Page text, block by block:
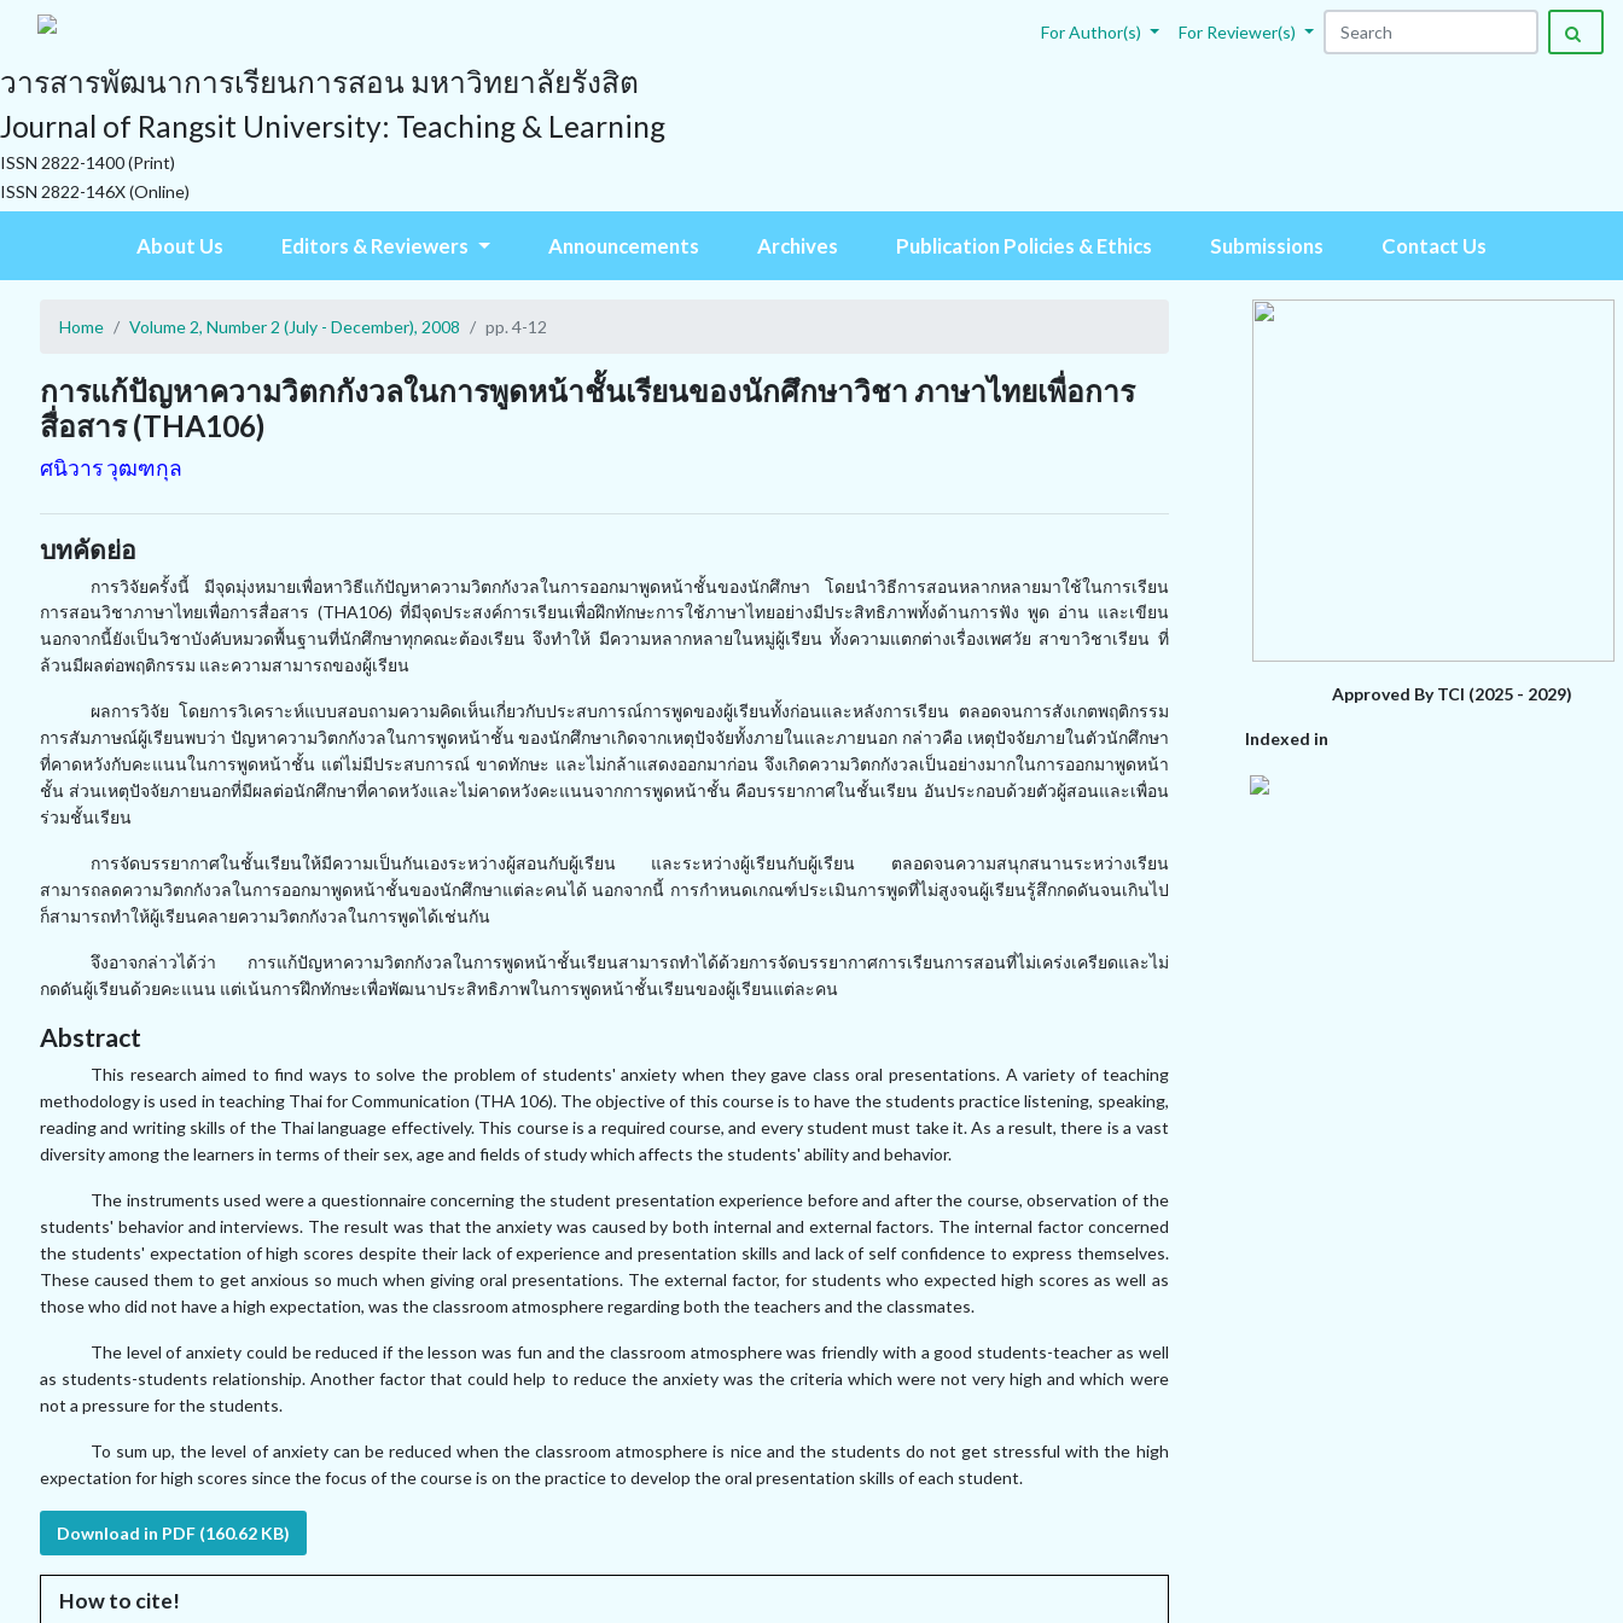
For Author(s) For Reviewer(s)
วารสารพัฒนาการเรียนการสอน มหาวิทยาลัยรังสิต
Journal of Rangsit University: Teaching & Learning
ISSN 2822-1400 (Print)
ISSN 2822-146X (Online)
About Us Editors & Reviewers Announcements Archives Publication Policies & Ethics Submissions Contact Us
Home Volume 2, Number 2 (July - December), 2008 pp. 4-12
การแก้ปัญหาความวิตกกังวลในการพูดหน้าชั้นเรียนของนักศึกษาวิชา ภาษาไทยเพื่อการ
สื่อสาร (THA106)
ศนิวาร วุฒฑกุล
บทคัดย่อ
การวิจัยครั้งนี้ มีจุดมุ่งหมายเพื่อหาวิธีแก้ปัญหาความวิตกกังวลในการออกมาพูดหน้าชั้นของนักศึกษา โดยนำวิธีการสอนหลากหลายมาใช้ในการเรียน
การสอนวิชาภาษาไทยเพื่อการสื่อสาร (THA106) ที่มีจุดประสงค์การเรียนเพื่อฝึกทักษะการใช้ภาษาไทยอย่างมีประสิทธิภาพทั้งด้านการฟัง พูด อ่าน และเขียน
นอกจากนี้ยังเป็นวิชาบังคับหมวดพื้นฐานที่นักศึกษาทุกคณะต้องเรียน จึงทำให้ มีความหลากหลายในหมู่ผู้เรียน ทั้งความแตกต่างเรื่องเพศวัย สาขาวิชาเรียน ที่
ล้วนมีผลต่อพฤติกรรม และความสามารถของผู้เรียน
ผลการวิจัย โดยการวิเคราะห์แบบสอบถามความคิดเห็นเกี่ยวกับประสบการณ์การพูดของผู้เรียนทั้งก่อนและหลังการเรียน ตลอดจนการสังเกตพฤติกรรม
การสัมภาษณ์ผู้เรียนพบว่า ปัญหาความวิตกกังวลในการพูดหน้าชั้น ของนักศึกษาเกิดจากเหตุปัจจัยทั้งภายในและภายนอก กล่าวคือ เหตุปัจจัยภายในตัวนักศึกษา
ที่คาดหวังกับคะแนนในการพูดหน้าชั้น แต่ไม่มีประสบการณ์ ขาดทักษะ และไม่กล้าแสดงออกมาก่อน จึงเกิดความวิตกกังวลเป็นอย่างมากในการออกมาพูดหน้า
ชั้น ส่วนเหตุปัจจัยภายนอกที่มีผลต่อนักศึกษาที่คาดหวังและไม่คาดหวังคะแนนจากการพูดหน้าชั้น คือบรรยากาศในชั้นเรียน อันประกอบด้วยตัวผู้สอนและเพื่อน
ร่วมชั้นเรียน
การจัดบรรยากาศในชั้นเรียนให้มีความเป็นกันเองระหว่างผู้สอนกับผู้เรียน และระหว่างผู้เรียนกับผู้เรียน ตลอดจนความสนุกสนานระหว่างเรียน
สามารถลดความวิตกกังวลในการออกมาพูดหน้าชั้นของนักศึกษาแต่ละคนได้ นอกจากนี้ การกำหนดเกณฑ์ประเมินการพูดที่ไม่สูงจนผู้เรียนรู้สึกกดดันจนเกินไป
ก็สามารถทำให้ผู้เรียนคลายความวิตกกังวลในการพูดได้เช่นกัน
จึงอาจกล่าวได้ว่า การแก้ปัญหาความวิตกกังวลในการพูดหน้าชั้นเรียนสามารถทำได้ด้วยการจัดบรรยากาศการเรียนการสอนที่ไม่เคร่งเครียดและไม่
กดดันผู้เรียนด้วยคะแนน แต่เน้นการฝึกทักษะเพื่อพัฒนาประสิทธิภาพในการพูดหน้าชั้นเรียนของผู้เรียนแต่ละคน
Abstract
This research aimed to find ways to solve the problem of students' anxiety when they gave class oral presentations. A variety of teaching
methodology is used in teaching Thai for Communication (THA 106). The objective of this course is to have the students practice listening, speaking,
reading and writing skills of the Thai language effectively. This course is a required course, and every student must take it. As aresult, there is a vast
diversity among the learners in terms of their sex, age and fields of study which affects the students' ability and behavior.
The instruments used were a questionnaire concerning the student presentationexperience before and after the course, observation of the
students' behavior andinterviews. The result was that the anxiety was caused by both internal and externalfactors. The internal factor concerned
the students' expectation of high scores despite their lack of experience and presentation skills and lack of self confidence to express themselves.
These caused them to get anxious so much when giving oral presentations. The external factor, for students who expected high scores as well as
those who did not have a high expectation, was the classroom atmosphere regarding both theteachers and the classmates.
The level of anxiety could be reduced if the lesson was fun and the classroom atmosphere was friendly with a good students-teacher as well
as students-studentsrelationship. Another factor that could help to reduce the anxiety was the criteria whichwere not very high and which were
not a pressure for the students.
To sum up, the level of anxiety can be reduced when the classroom atmosphereis nice and the students do not get stressful with the high
expectation for high scores since the focus of the course is on the practice to develop the oral presentation skills of each student.
Download in PDF (160.62 KB)
How to cite!
Approved By TCI (2025 - 2029)
Indexed in